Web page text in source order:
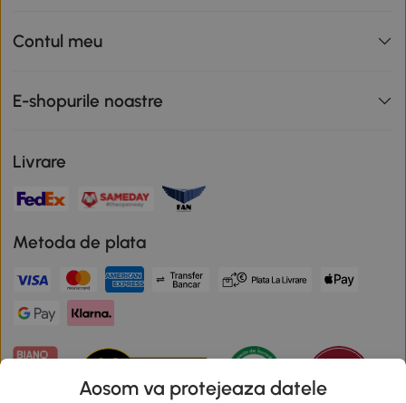
Contul meu
E-shopurile noastre
Livrare
Metoda de plata
Aosom va protejeaza datele